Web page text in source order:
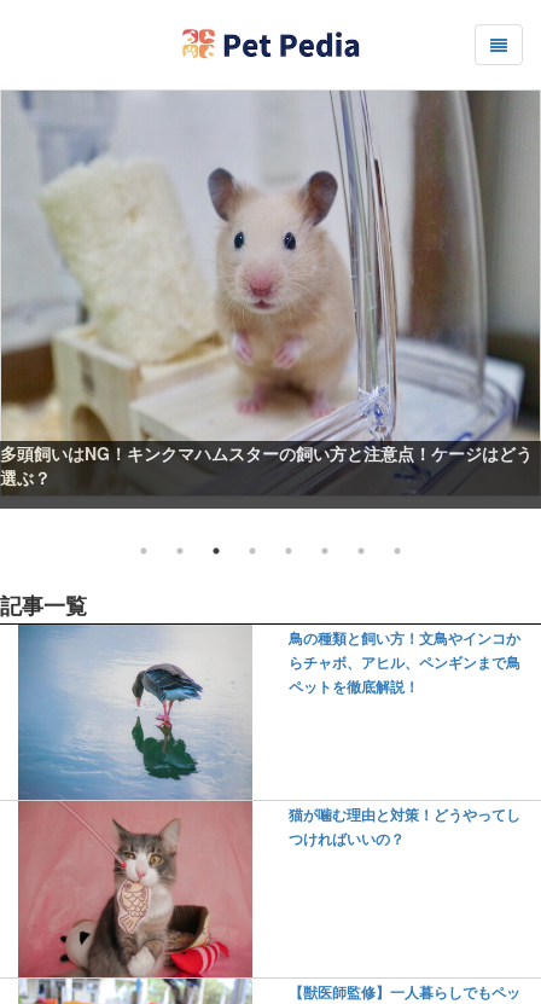
多頭飼いはNG！キンクマハムスターの飼い方と注意点！ケージはどう
選ぶ？
記事一覧
鳥の種類と飼い方！文鳥やインコか
らチャボ、アヒル、ペンギンまで鳥
ペットを徹底解説！
猫が噛む理由と対策！どうやってし
つければいいの？
【獣医師監修】一人暮らしでもペッ